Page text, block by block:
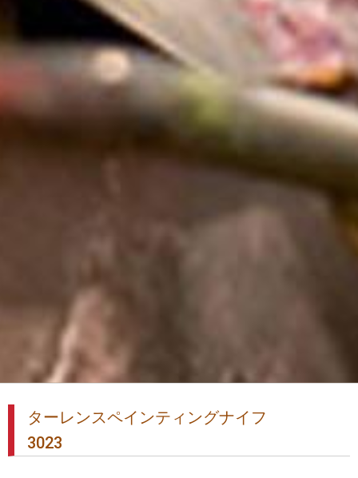
ターレンスペインティングナイフ
3023